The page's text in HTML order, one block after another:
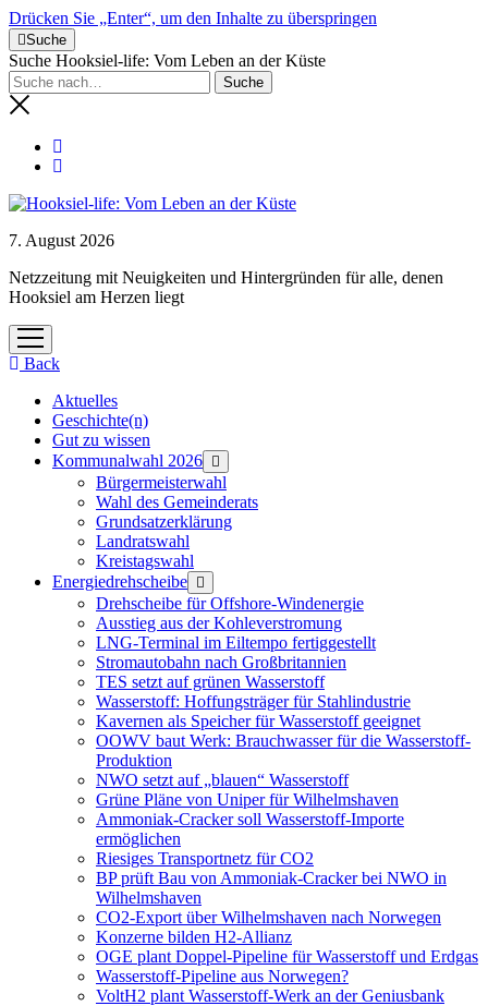
Drücken Sie „Enter“, um den Inhalte zu überspringen
Suche
Suche Hooksiel-life: Vom Leben an der Küste
7. August 2026
Netzzeitung mit Neuigkeiten und Hintergründen für alle, denen
Hooksiel am Herzen liegt
Menü
öffnen
Back
Aktuelles
Geschichte(n)
Gut zu wissen
Kommunalwahl 2026 Menü
öffnen
Bürgermeisterwahl
Wahl des Gemeinderats
Grundsatzerklärung
Landratswahl
Kreistagswahl
Energiedrehscheibe Menü
öffnen
Drehscheibe für Offshore-Windenergie
Ausstieg aus der Kohleverstromung
LNG-Terminal im Eiltempo fertiggestellt
Stromautobahn nach Großbritannien
TES setzt auf grünen Wasserstoff
Wasserstoff: Hoffungsträger für Stahlindustrie
Kavernen als Speicher für Wasserstoff geeignet
OOWV baut Werk: Brauchwasser für die Wasserstoff-
Produktion
NWO setzt auf „blauen“ Wasserstoff
Grüne Pläne von Uniper für Wilhelmshaven
Ammoniak-Cracker soll Wasserstoff-Importe
ermöglichen
Riesiges Transportnetz für CO2
BP prüft Bau von Ammoniak-Cracker bei NWO in
Wilhelmshaven
CO2-Export über Wilhelmshaven nach Norwegen
Konzerne bilden H2-Allianz
OGE plant Doppel-Pipeline für Wasserstoff und Erdgas
Wasserstoff-Pipeline aus Norwegen?
VoltH2 plant Wasserstoff-Werk an der Geniusbank